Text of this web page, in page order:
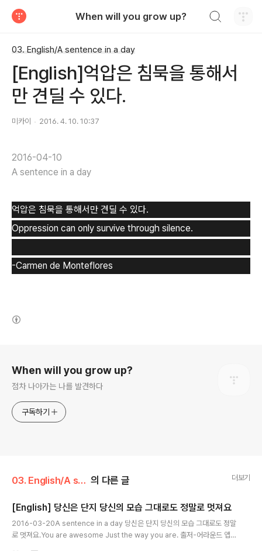
When will you grow up?
03. English/A sentence in a day
[English]억압은 침묵을 통해서
만 견딜 수 있다.
미카이 2016. 4. 10. 10:37
2016-04-10
A sentence in a day
억압은 침묵을 통해서만 견딜 수 있다.
Oppression can only survive through silence.
-Carmen de Monteflores
When will you grow up?
점차 나아가는 나를 발견하다
구독하기
03. English/A sentence in a day 의 다른 글 더보기
[English] 당신은 단지 당신의 모습 그대로도 정말로 멋져요
2016-03-20A sentence in a day 당신은 단지 당신의 모습 그대로도 정말
로 멋져요.You are awesome Just the way you are. 출저-어라운드 앱